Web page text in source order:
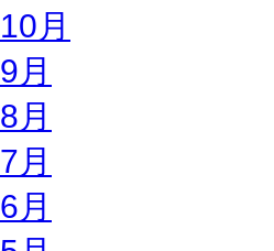
10月
9月
8月
7月
6月